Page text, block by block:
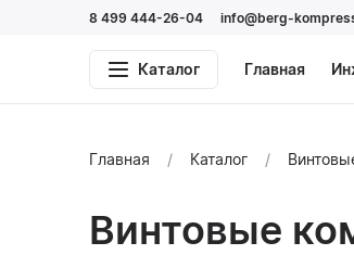
8 499 444-26-04 info@berg-
Каталог Главная
Главная Каталог
Винтовые